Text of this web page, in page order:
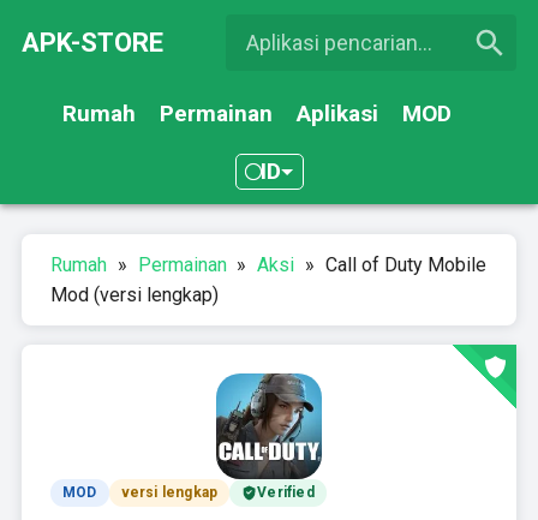
APK-STORE
Rumah Permainan Aplikasi MOD
ID
Rumah » Permainan » Aksi » Call of Duty Mobile
Mod (versi lengkap)
MOD versi lengkap Verified